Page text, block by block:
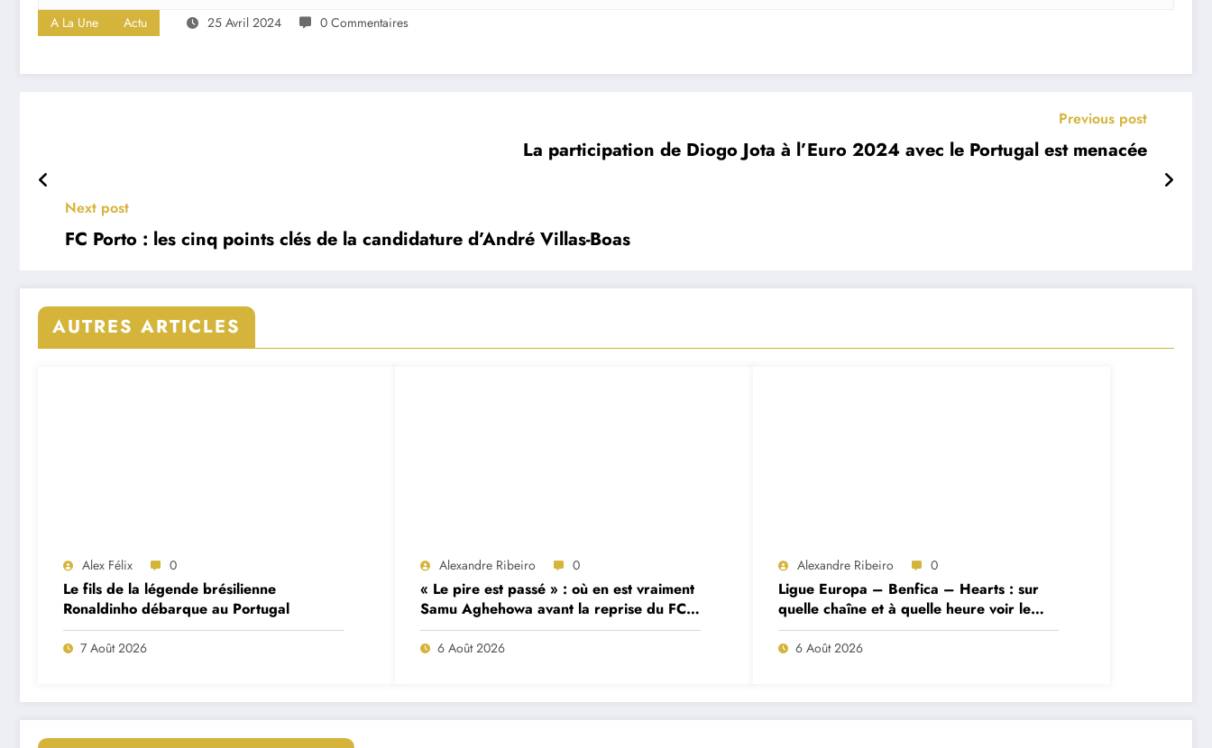
A La Une Actu 25 Avril 2024 0 Commentaires
Previous post
La participation de Diogo Jota à l’Euro 2024 avec le Portugal est menacée
Next post
FC Porto : les cinq points clés de la candidature d’André Villas-Boas
AUTRES ARTICLES
Alex Félix 0
Le fils de la légende brésilienne
Ronaldinho débarque au Portugal
7 Août 2026
Alexandre Ribeiro 0
« Le pire est passé » : où en est vraiment
Samu Aghehowa avant la reprise du FC
Porto ?
6 Août 2026
Alexandre Ribeiro 0
Ligue Europa – Benfica – Hearts : sur
quelle chaîne et à quelle heure voir le
match ?
6 Août 2026